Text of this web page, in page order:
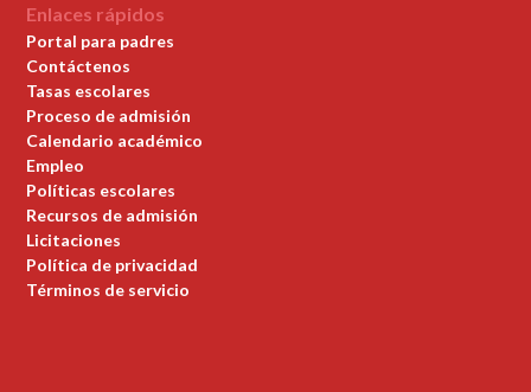
Enlaces rápidos
Portal para padres
Contáctenos
Tasas escolares
Proceso de admisión
Calendario académico
Empleo
Políticas escolares
Recursos de admisión
Licitaciones
Política de privacidad
Términos de servicio